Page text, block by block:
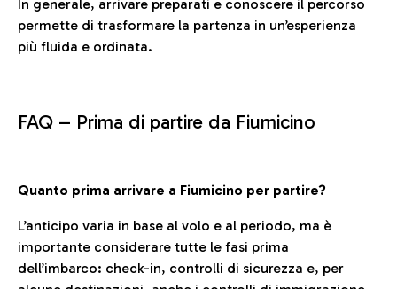
In generale, arrivare preparati e conoscere il percorso
permette di trasformare la partenza in un’esperienza
più fluida e ordinata.
FAQ – Prima di partire da Fiumicino
Quanto prima arrivare a Fiumicino per partire?
L’anticipo varia in base al volo e al periodo, ma è
importante considerare tutte le fasi prima
dell’imbarco: check-in, controlli di sicurezza e, per